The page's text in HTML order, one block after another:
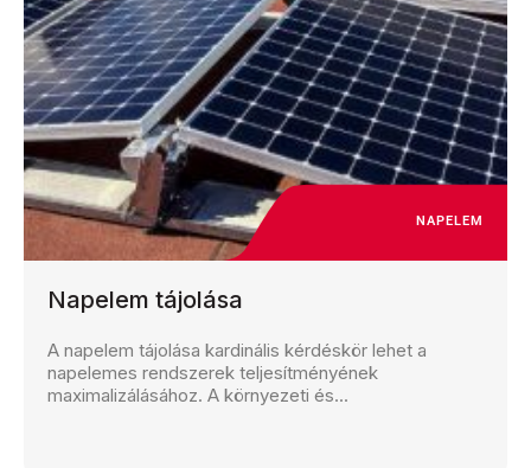
NAPELEM
Napelem tájolása
A napelem tájolása kardinális kérdéskör lehet a
napelemes rendszerek teljesítményének
maximalizálásához. A környezeti és...